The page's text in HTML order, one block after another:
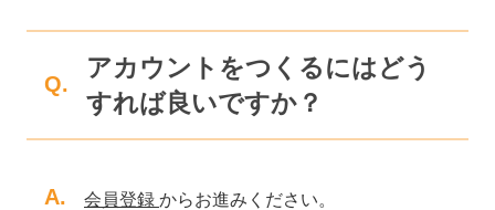
Q.
アカウントをつくるにはどう
すれば良いですか？
A. 会員登録 からお進みください。